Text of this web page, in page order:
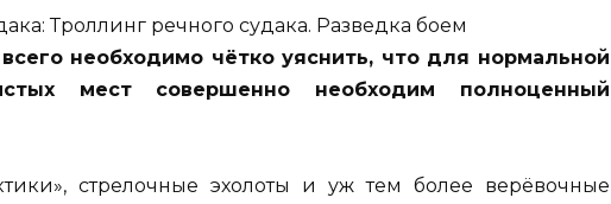
необходимо чётко уяснить, что для нормальной
мест совершенно необходим полноценный
стрелочные эхолоты и уж тем более верёвочные